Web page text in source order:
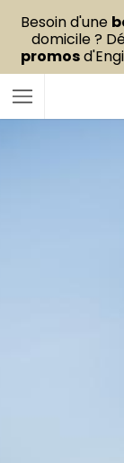
Besoin d'une
domicile ?
promos